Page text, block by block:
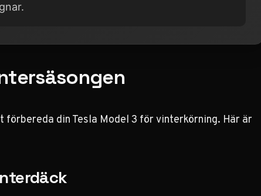
din Tesla Model 3 för vinterkörning. Här är